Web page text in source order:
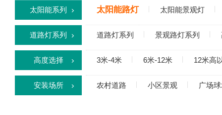
太阳能系列 太阳能路灯 太阳能景观灯
道路灯系列 道路灯系列 景观路灯系列
高度选择 3米-4米 6米-12米 12米高
安装场所 农村道路 小区景观 广场